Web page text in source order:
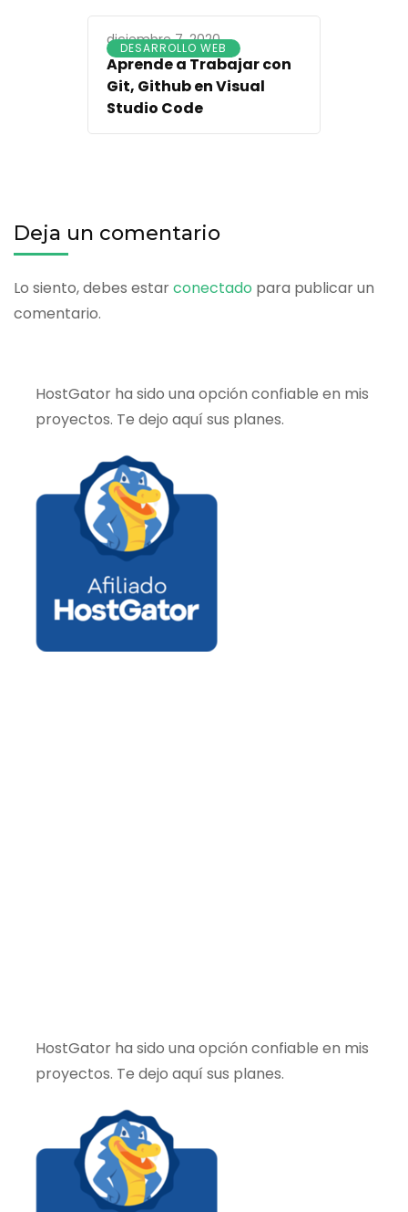
DESARROLLO WEB
diciembre 7, 2020
Aprende a Trabajar con
Git, Github en Visual
Studio Code
Deja un comentario
Lo siento, debes estarconectado para publicar un
comentario.
HostGator ha sido una opción confiable en mis
proyectos. Te dejo aquí sus planes.
HostGator ha sido una opción confiable en mis
proyectos. Te dejo aquí sus planes.